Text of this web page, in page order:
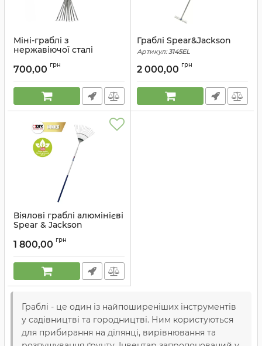
Міні-граблі з
нержавіючої сталі
Артикул:5200BR
700,00 грн
Граблі Spear&Jackson
Артикул:3145EL
2 000,00 грн
Віялові граблі алюмінієві
Spear & Jackson
1 800,00 грн
Граблі - це один із найпоширеніших інструментів
у садівництві та городництві. Ним користуються
для прибирання на ділянці, вирівнювання та